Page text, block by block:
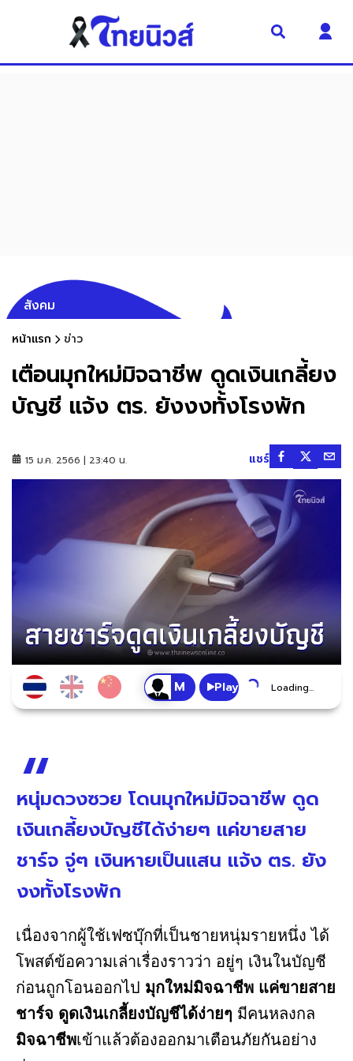
สังคม
หน้าแรก ข่าว
เตือนมุกใหม่มิจฉาชีพ ดูดเงินเกลี้ยง
บัญชี แจ้ง ตร. ยังงงทั้งโรงพัก
15 ม.ค. 2566 | 23:40 น. แชร์
Play Loading...
หนุ่มดวงซวย โดนมุกใหม่มิจฉาชีพ ดูด
เงินเกลี้ยงบัญชีได้ง่ายๆ แค่ขายสาย
ชาร์จ จู่ๆ เงินหายเป็นแสน แจ้ง ตร. ยัง
งงทั้งโรงพัก
เนื่องจากผู้ใช้เฟซบุ๊กที่เป็นชายหนุ่มรายหนึ่ง ได้
โพสต์ข้อความเล่าเรื่องราวว่า อยู่ๆ เงินในบัญชี
ก่อนถูกโอนออกไป มุกใหม่มิจฉาชีพ แค่ขายสาย
ชาร์จ ดูดเงินเกลี้ยงบัญชีได้ง่ายๆ มีคนหลงกล
มิจฉาชีพเข้าแล้วต้องออกมาเตือนภัยกันอย่าง